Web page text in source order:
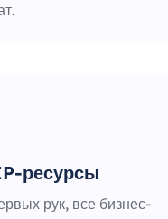
ресурсы
рук, все бизнес-